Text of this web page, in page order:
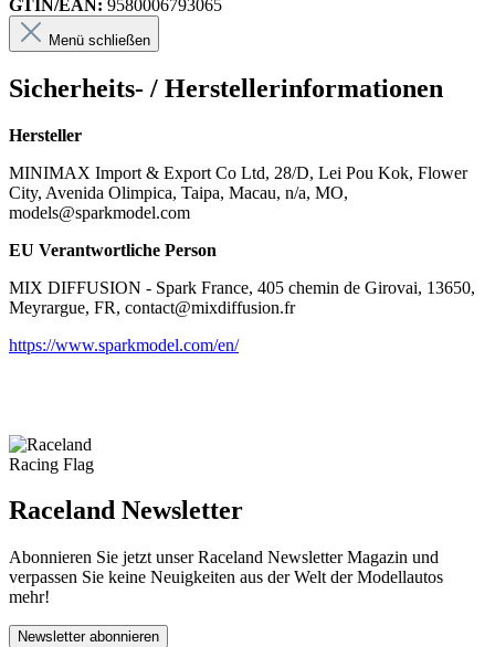
GTIN/EAN: 9580006793065
Menü schließen
Sicherheits- / Herstellerinformationen
Hersteller
MINIMAX Import & Export Co Ltd, 28/D, Lei Pou Kok, Flower
City, Avenida Olimpica, Taipa, Macau, n/a, MO,
models@sparkmodel.com
EU Verantwortliche Person
MIX DIFFUSION - Spark France, 405 chemin de Girovai, 13650,
Meyrargue, FR, contact@mixdiffusion.fr
https://www.sparkmodel.com/en/
Raceland Newsletter
Abonnieren Sie jetzt unser Raceland Newsletter Magazin und
verpassen Sie keine Neuigkeiten aus der Welt der Modellautos
mehr!
Newsletter abonnieren